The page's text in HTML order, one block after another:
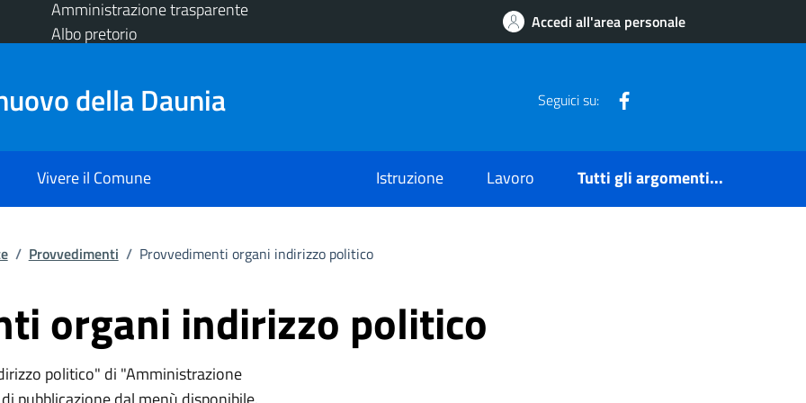
Amministrazione trasparente
Albo pretorio
Accedi all'area personale
della Daunia Seguici su:
Vivere il Comune Istruzione Lavoro Tutti gli argomenti...
/ Provvedimenti / Provvedimenti organi indirizzo politico
organi indirizzo politico
politico" di "Amministrazione